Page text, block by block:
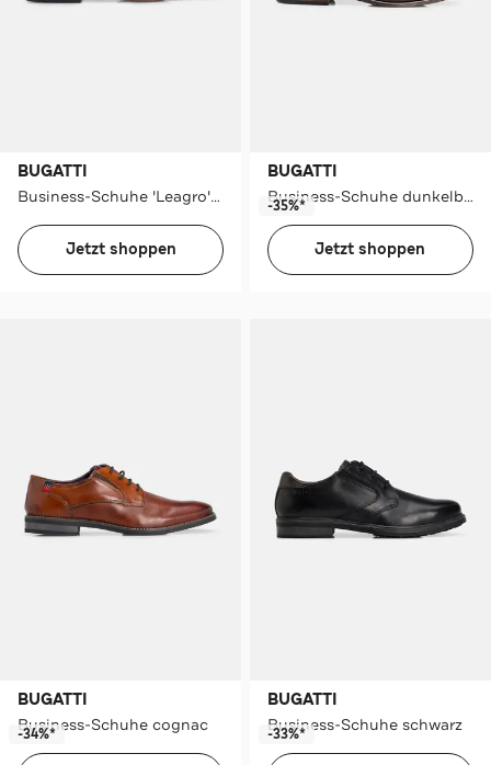
BUGATTI
Business-Schuhe 'Leagro' dunkelbraun
Jetzt shoppen
BUGATTI
Business-Schuhe dunkelbraun
-35%*
Jetzt shoppen
BUGATTI
Business-Schuhe cognac
-34%*
BUGATTI
Business-Schuhe schwarz
-33%*